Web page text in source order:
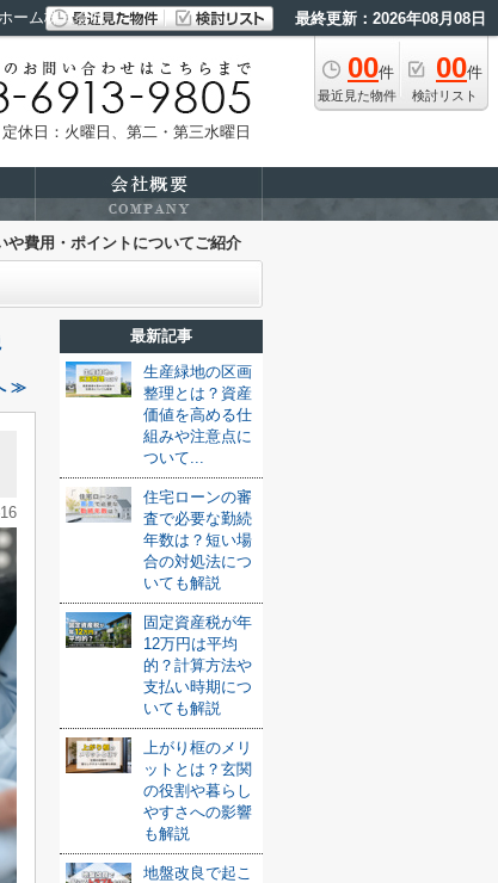
ーム株式会社 最終更新：2026年08月08日
00件
最近見た物件
00件
検討リスト
定休日：火曜日、第二・第三水曜日
や費用・ポイントについてご紹介
≫
最新記事
生産緑地の区画
整理とは？資産
価値を高める仕
組みや注意点に
ついて...
住宅ローンの審
査で必要な勤続
年数は？短い場
合の対処法につ
いても解説
固定資産税が年
12万円は平均
的？計算方法や
支払い時期につ
いても解説
上がり框のメリ
ットとは？玄関
の役割や暮らし
やすさへの影響
も解説
地盤改良で起こ